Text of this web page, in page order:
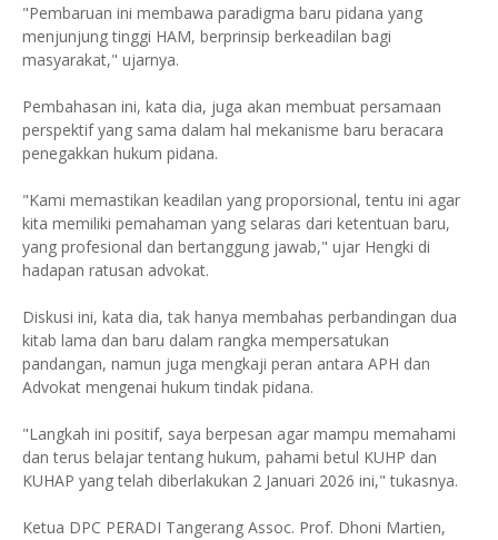
"Pembaruan ini membawa paradigma baru pidana yang
menjunjung tinggi HAM, berprinsip berkeadilan bagi
masyarakat," ujarnya.
Pembahasan ini, kata dia, juga akan membuat persamaan
perspektif yang sama dalam hal mekanisme baru beracara
penegakkan hukum pidana.
"Kami memastikan keadilan yang proporsional, tentu ini agar
kita memiliki pemahaman yang selaras dari ketentuan baru,
yang profesional dan bertanggung jawab," ujar Hengki di
hadapan ratusan advokat.
Diskusi ini, kata dia, tak hanya membahas perbandingan dua
kitab lama dan baru dalam rangka mempersatukan
pandangan, namun juga mengkaji peran antara APH dan
Advokat mengenai hukum tindak pidana.
"Langkah ini positif, saya berpesan agar mampu memahami
dan terus belajar tentang hukum, pahami betul KUHP dan
KUHAP yang telah diberlakukan 2 Januari 2026 ini," tukasnya.
Ketua DPC PERADI Tangerang Assoc. Prof. Dhoni Martien,